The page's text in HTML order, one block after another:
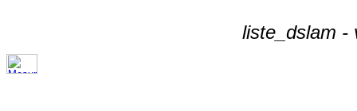
liste_dslam -